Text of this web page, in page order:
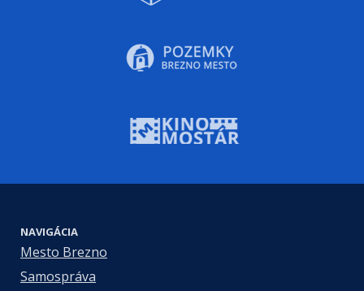
NAVIGÁCIA
Mesto Brezno
Samospráva